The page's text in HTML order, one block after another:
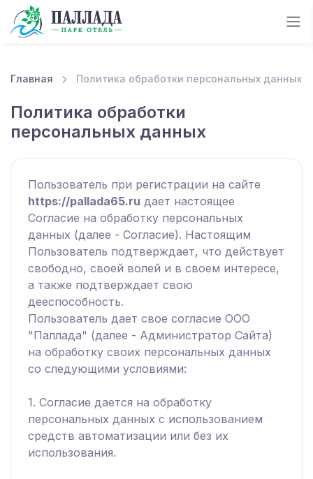
Главная Политика обработки персональных данных
Политика обработки
персональных данных
Пользователь при регистрации на сайте
https://pallada65.ru дает настоящее
Согласие на обработку персональных
данных (далее - Согласие). Настоящим
Пользователь подтверждает, что действует
свободно, своей волей и в своем интересе,
а также подтверждает свою
дееспособность.
Пользователь дает свое согласие ООО
"Паллада" (далее - Администратор Сайта)
на обработку своих персональных данных
со следующими условиями:
1. Согласие дается на обработку
персональных данных с использованием
средств автоматизации или без их
использования.